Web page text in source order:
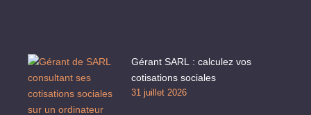
Gérant SARL : calculez vos
cotisations sociales
31 juillet 2026